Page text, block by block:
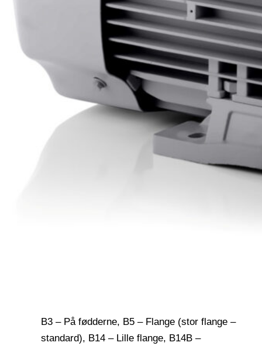
B3 – På fødderne, B5 – Flange (stor flange –
standard), B14 – Lille flange, B14B –